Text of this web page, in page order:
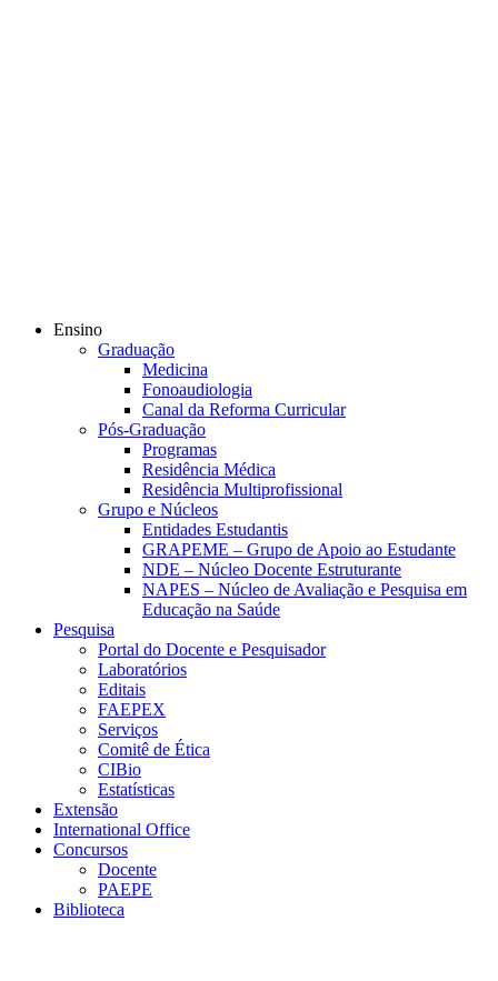
Ensino
Graduação
Medicina
Fonoaudiologia
Canal da Reforma Curricular
Pós-Graduação
Programas
Residência Médica
Residência Multiprofissional
Grupo e Núcleos
Entidades Estudantis
GRAPEME – Grupo de Apoio ao Estudante
NDE – Núcleo Docente Estruturante
NAPES – Núcleo de Avaliação e Pesquisa em
Educação na Saúde
Pesquisa
Portal do Docente e Pesquisador
Laboratórios
Editais
FAEPEX
Serviços
Comitê de Ética
CIBio
Estatísticas
Extensão
International Office
Concursos
Docente
PAEPE
Biblioteca